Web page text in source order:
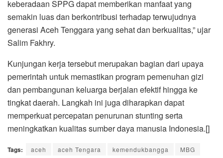
keberadaan SPPG dapat memberikan manfaat yang
semakin luas dan berkontribusi terhadap terwujudnya
generasi Aceh Tenggara yang sehat dan berkualitas,” ujar
Salim Fakhry.
Kunjungan kerja tersebut merupakan bagian dari upaya
pemerintah untuk memastikan program pemenuhan gizi
dan pembangunan keluarga berjalan efektif hingga ke
tingkat daerah. Langkah ini juga diharapkan dapat
memperkuat percepatan penurunan stunting serta
meningkatkan kualitas sumber daya manusia Indonesia.[]
Tags: aceh aceh Tengara kemendukbangga
MBG